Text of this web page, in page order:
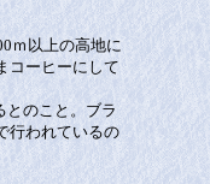
ｍ以上の高地に
コーヒーにして
とのこと。ブラ
行われているの